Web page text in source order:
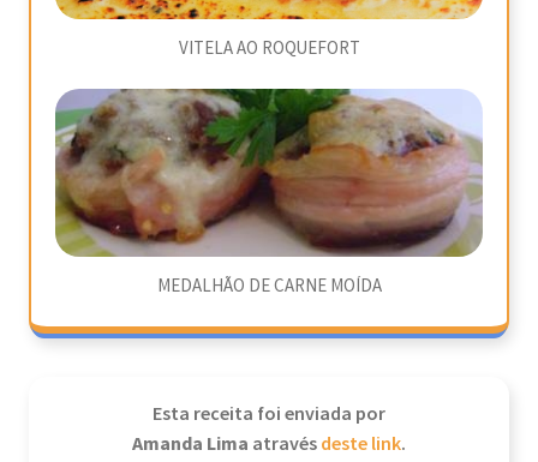
VITELA AO ROQUEFORT
MEDALHÃO DE CARNE MOÍDA
Esta receita foi enviada por
Amanda Lima atravésdeste link.